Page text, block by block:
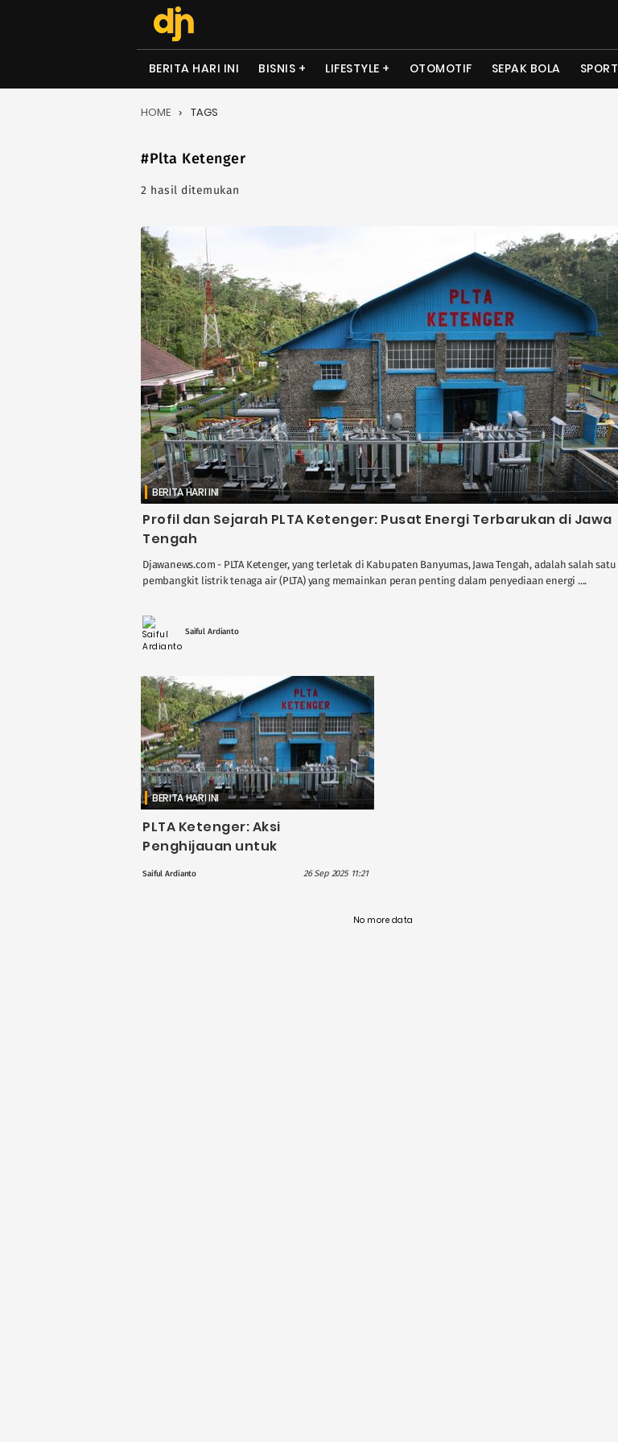
BERITA HARI INI BISNIS LIFESTYLE OTOMOTIF SEPAK BOLA SPORT
HOME TAGS
#Plta Ketenger
2 hasil ditemukan
BERITA HARI INI
Profil dan Sejarah PLTA Ketenger: Pusat Energi Terbarukan di Jawa
Tengah
Djawanews.com - PLTA Ketenger, yang terletak di Kabupaten Banyumas, Jawa Tengah, adalah salah satu
pembangkit listrik tenaga air (PLTA) yang memainkan peran penting dalam penyediaan energi ....
Saiful Ardianto
BERITA HARI INI
PLTA Ketenger: Aksi
Penghijauan untuk
Bersih dan Berkelanjutan!
Saiful Ardianto 26 Sep 2025 11:21
No more data